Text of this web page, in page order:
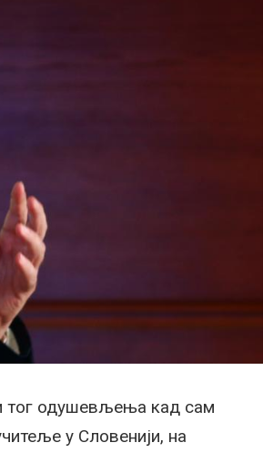
тог одушевљења кад сам
у Словенији, на